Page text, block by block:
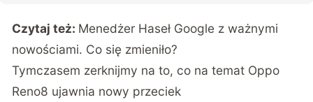
Czytaj też: Menedżer Haseł Google z ważnymi
nowościami. Co się zmieniło?
Tymczasem zerknijmy na to, co na temat Oppo
Reno8 ujawnia nowy przeciek